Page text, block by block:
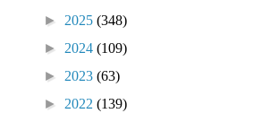
► 2025 (348)
► 2024 (109)
► 2023 (63)
► 2022 (139)